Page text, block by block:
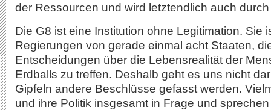
der Ressourcen und wird letztendlich auch
Die G8 ist eine Institution ohne Legitimation. Sie
Regierungen von gerade einmal acht Staaten,
Entscheidungen über die Lebensrealität der
Erdballs zu treffen. Deshalb geht es uns nicht
Gipfeln andere Beschlüsse gefasst werden.
und ihre Politik insgesamt in Frage und